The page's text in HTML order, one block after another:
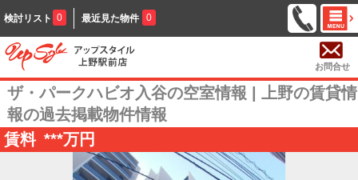
検討リスト 0 最近見た物件 0
お問合せ
ザ・パークハビオ入谷の空室情報 | 上野の賃貸情
報の過去掲載物件情報
賃料 ***万円